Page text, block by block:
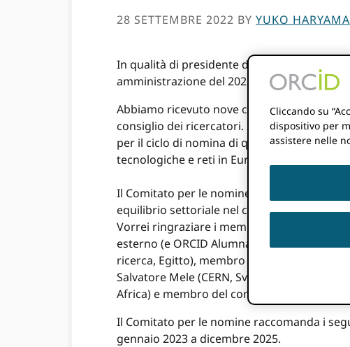
28 SETTEMBRE 2022 BY YUKO HARYAMA
In qualità di presidente del Comitato per le
amministrazione del 2023.
Abbiamo ricevuto nove candidature ben
consiglio dei ricercatori. Siamo stati lieti di
per il ciclo di nomina di quest'anno:
tecnologiche e reti in Europa e Asia-Pacifico.
Il Comitato per le nomine ha esaminato
equilibrio settoriale nel consiglio e
Vorrei ringraziare i membri del comitato
esterno (e ORCID Alumna del consiglio)
ricerca, Egitto), membro del consiglio
Salvatore Mele (CERN, Svizzera),
Africa) e membro del comitato esterno
Il Comitato per le nomine raccomanda i
gennaio 2023 a dicembre 2025.
Cliccando su
dispositivo per
assistere nelle